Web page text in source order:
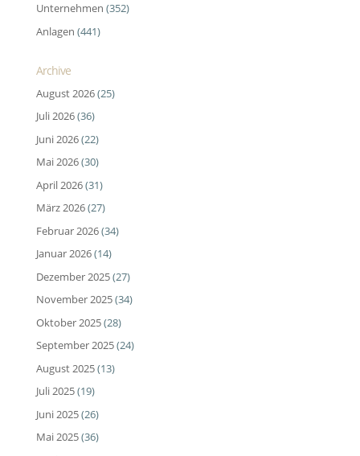
Unternehmen (352)
Anlagen (441)
Archive
August 2026(25)
Juli 2026(36)
Juni 2026(22)
Mai 2026(30)
April 2026(31)
März 2026(27)
Februar 2026(34)
Januar 2026(14)
Dezember 2025(27)
November 2025(34)
Oktober 2025(28)
September 2025(24)
August 2025(13)
Juli 2025(19)
Juni 2025(26)
Mai 2025(36)